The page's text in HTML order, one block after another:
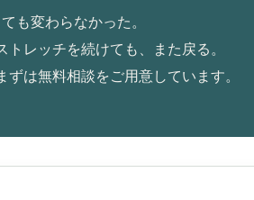
も変わらなかった。
トレッチを続けても、また戻る。
ずは無料相談をご用意しています。